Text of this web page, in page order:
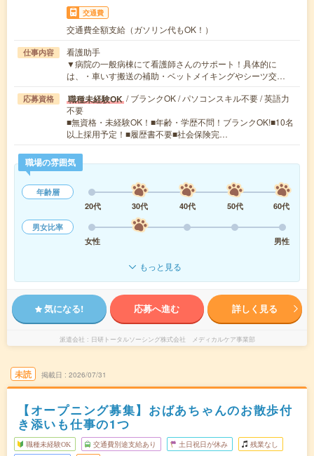
交通費
交通費全額支給（ガソリン代もOK！）
仕事内容
看護助手
▼病院の一般病棟にて看護師さんのサポート！具体的に
は、・車いす搬送の補助・ベットメイキングやシーツ交…
応募資格 職種未経験OK / ブランクOK / パソコンスキル不要 / 英語力
不要
■無資格・未経験OK！■年齢・学歴不問！ブランクOK!■10名
以上採用予定！■履歴書不要■社会保険完…
職場の雰囲気
年齢層
20代
30代 40代 50代
60代
男女比率
女性
男性
もっと見る
気になる! 応募へ進む 詳しく見る
派遣会社 日研トータルソーシング株式会社 メディカルケア事業部
未読 掲載日 2026/07/31
【オープニング募集】おばあちゃんのお散歩付
き添いも仕事の1つ
職種未経験OK 交通費別途支給あり 土日祝日が休み 残業なし